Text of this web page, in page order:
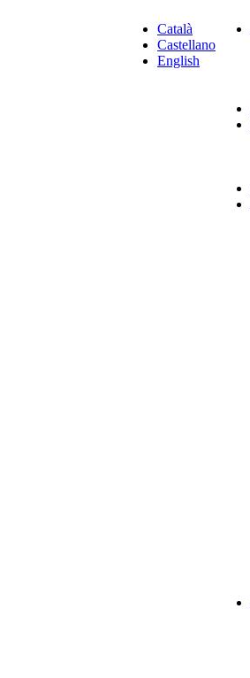
Català
Castellano
English